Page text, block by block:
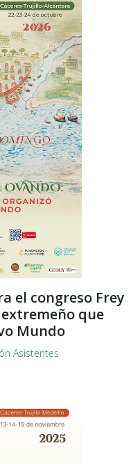
el congreso Frey
que
Mundo
Asistentes